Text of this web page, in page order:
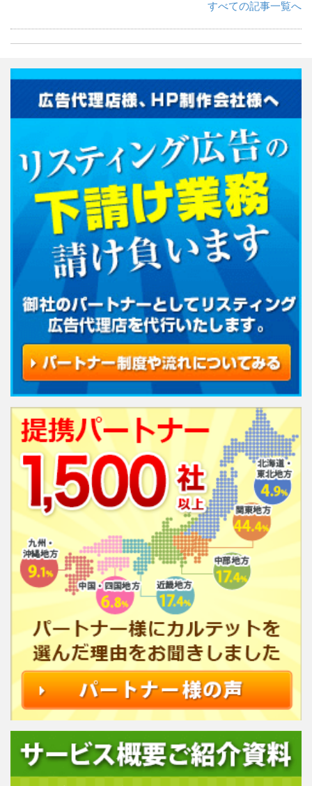
すべての記事一覧へ